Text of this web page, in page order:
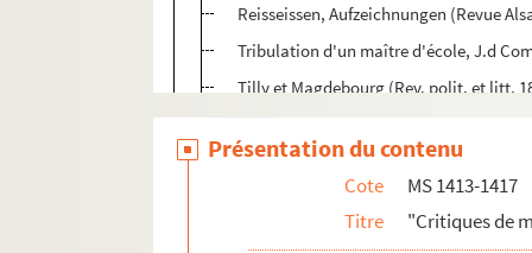
Reisseissen, Aufzeichnungen (Revue
Tribulation d'un maître d'école, J.d
Tilly et Magdebourg (Rev. polit. et litt.
L'affaire de Tisza-Ezlar (Rev. Alsac.
Présentation du contenu
Cote
MS 1413-1417
Titre
"Critiques de